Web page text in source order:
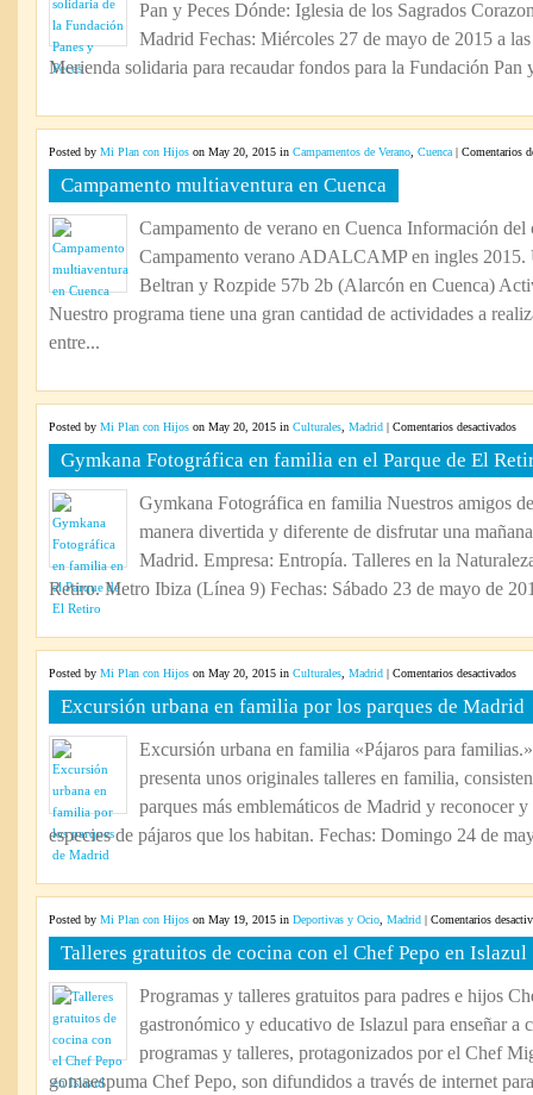
Pan y Peces Dónde: Iglesia de los Sagrados
Madrid Fechas: Miércoles 27 de mayo de 2015 a
Merienda solidaria para recaudar fondos para la Fundación Pan
Posted by Mi Plan con Hijos on May 20, 2015 in Campamentos de Verano Cuenca | Comentarios
Campamento multiaventura en Cuenca
Campamento de verano en Cuenca Información del
Campamento verano ADALCAMP en ingles 2015.
Beltran y Rozpide 57b 2b (Alarcón en Cuenca)
Nuestro programa tiene una gran cantidad de actividades a
entre...
Posted by Mi Plan con Hijos on May 20, 2015 in Culturales Madrid | Comentarios desactivadosen
en
de
Gymkana Fotográfica en familia en el Parque de El
Gymkana Fotográfica en familia Nuestros amigos
manera divertida y diferente de disfrutar una
Madrid. Empresa: Entropía. Talleres en la
Retiro. Metro Ibiza (Línea 9) Fechas: Sábado 23 de mayo de
Posted by Mi Plan con Hijos on May 20, 2015 in Culturales Madrid | Comentarios desactivadosen
por
de
Excursión urbana en familia por los parques de Madrid
Excursión urbana en familia «Pájaros para
presenta unos originales talleres en familia,
parques más emblemáticos de Madrid y reconocer
especies de pájaros que los habitan. Fechas: Domingo 24 de
Posted by Mi Plan con Hijos on May 19, 2015 in Deportivas y Ocio Madrid | Comentarios
Talleres gratuitos de cocina con el Chef Pepo en Islazul
Programas y talleres gratuitos para padres e hijos
gastronómico y educativo de Islazul para enseñar a
programas y talleres, protagonizados por el Chef
gomaespuma Chef Pepo, son difundidos a través de internet